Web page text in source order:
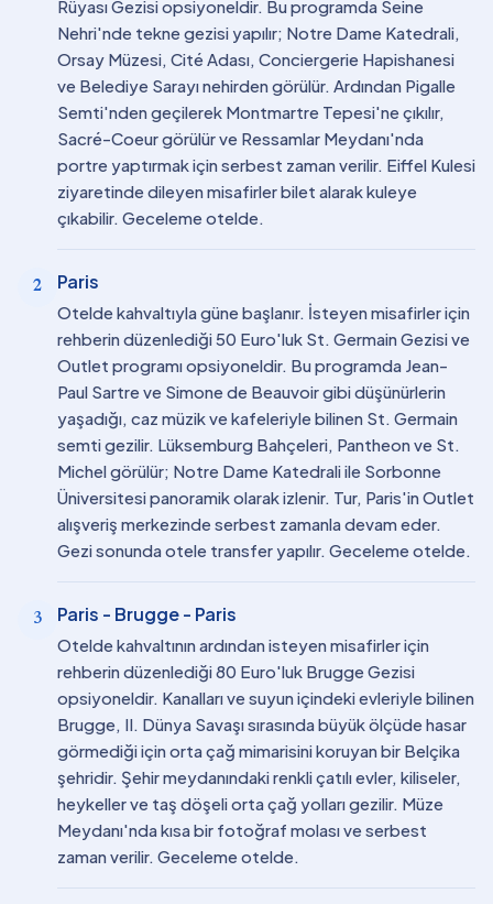
Rüyası Gezisi opsiyoneldir. Bu programda Seine
Nehri'nde tekne gezisi yapılır; Notre Dame Katedrali,
Orsay Müzesi, Cité Adası, Conciergerie Hapishanesi
ve Belediye Sarayı nehirden görülür. Ardından Pigalle
Semti'nden geçilerek Montmartre Tepesi'ne çıkılır,
Sacré-Coeur görülür ve Ressamlar Meydanı'nda
portre yaptırmak için serbest zaman verilir. Eiffel Kulesi
ziyaretinde dileyen misafirler bilet alarak kuleye
çıkabilir. Geceleme otelde.
2 Paris
Otelde kahvaltıyla güne başlanır. İsteyen misafirler için
rehberin düzenlediği 50 Euro'luk St. Germain Gezisi ve
Outlet programı opsiyoneldir. Bu programda Jean-
Paul Sartre ve Simone de Beauvoir gibi düşünürlerin
yaşadığı, caz müzik ve kafeleriyle bilinen St. Germain
semti gezilir. Lüksemburg Bahçeleri, Pantheon ve St.
Michel görülür; Notre Dame Katedrali ile Sorbonne
Üniversitesi panoramik olarak izlenir. Tur, Paris'in Outlet
alışveriş merkezinde serbest zamanla devam eder.
Gezi sonunda otele transfer yapılır. Geceleme otelde.
3 Paris - Brugge - Paris
Otelde kahvaltının ardından isteyen misafirler için
rehberin düzenlediği 80 Euro'luk Brugge Gezisi
opsiyoneldir. Kanalları ve suyun içindeki evleriyle bilinen
Brugge, II. Dünya Savaşı sırasında büyük ölçüde hasar
görmediği için orta çağ mimarisini koruyan bir Belçika
şehridir. Şehir meydanındaki renkli çatılı evler, kiliseler,
heykeller ve taş döşeli orta çağ yolları gezilir. Müze
Meydanı'nda kısa bir fotoğraf molası ve serbest
zaman verilir. Geceleme otelde.